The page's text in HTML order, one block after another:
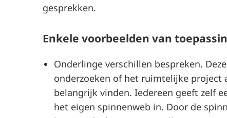
gesprekken.
Enkele voorbeelden van
Onderlinge verschillen bespreken.
onderzoeken of het ruimtelijke project
belangrijk vinden. Iedereen geeft zelf
het eigen spinnenweb in. Door de